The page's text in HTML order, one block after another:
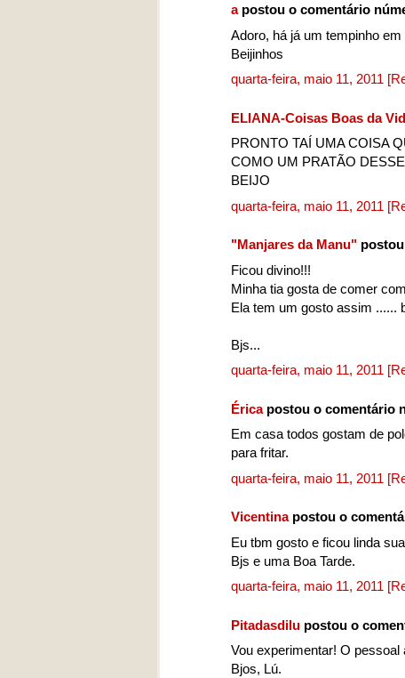
apostou o comentário
Adoro, há já um tempinho
Beijinhos
quarta-feira, maio 11, 2011
ELIANA-Coisas Boas da
PRONTO TAÍ UMA COISA
COMO UM PRATÃO
BEIJO
quarta-feira, maio 11, 2011
"Manjares da Manu"
Ficou divino!!!
Minha tia gosta de comer
Ela tem um gosto assim ......
Bjs...
quarta-feira, maio 11, 2011
Éricapostou o comentário
Em casa todos gostam de
para fritar.
quarta-feira, maio 11, 2011
Vicentinapostou o
Eu tbm gosto e ficou linda
Bjs e uma Boa Tarde.
quarta-feira, maio 11, 2011
Pitadasdilu postou o
Vou experimentar! O pessoal
Bjos, Lú.